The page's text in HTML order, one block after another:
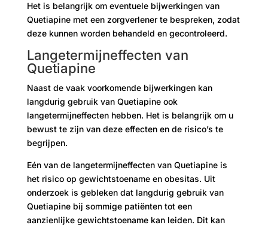
Het is belangrijk om eventuele bijwerkingen van
Quetiapine met een zorgverlener te bespreken, zodat
deze kunnen worden behandeld en gecontroleerd.
Langetermijneffecten van
Quetiapine
Naast de vaak voorkomende bijwerkingen kan
langdurig gebruik van Quetiapine ook
langetermijneffecten hebben. Het is belangrijk om u
bewust te zijn van deze effecten en de risico’s te
begrijpen.
Eén van de langetermijneffecten van Quetiapine is
het risico op gewichtstoename en obesitas. Uit
onderzoek is gebleken dat langdurig gebruik van
Quetiapine bij sommige patiënten tot een
aanzienlijke gewichtstoename kan leiden. Dit kan